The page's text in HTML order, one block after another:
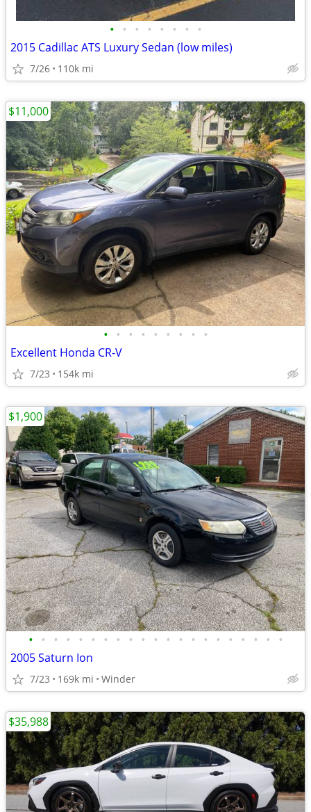
• • • • • • • •
2015 Cadillac ATS Luxury Sedan (low miles)
7/26 110k mi
• • • • • • • • •
Excellent Honda CR-V
7/23 154k mi
$11,000
• • • • • • • • • • • • • • • • • • • • •
2005 Saturn Ion
7/23 169k mi Winder
$1,900
$35,988